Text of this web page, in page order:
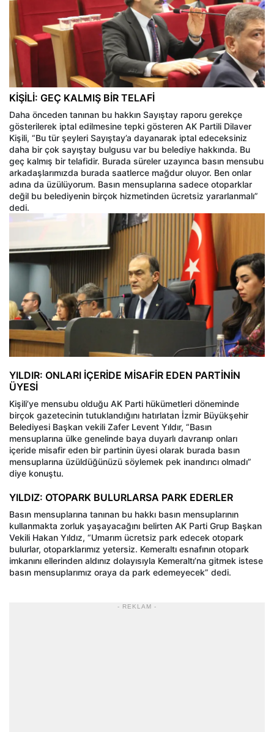
KİŞİLİ: GEÇ KALMIŞ BİR TELAFİ
Daha önceden tanınan bu hakkın Sayıştay raporu gerekçe
gösterilerek iptal edilmesine tepki gösteren AK Partili Dilaver
Kişili, “Bu tür şeyleri Sayıştay’a dayanarak iptal edeceksiniz
daha bir çok sayıştay bulgusu var bu belediye hakkında. Bu
geç kalmış bir telafidir. Burada süreler uzayınca basın mensubu
arkadaşlarımızda burada saatlerce mağdur oluyor. Ben onlar
adına da üzülüyorum. Basın mensuplarına sadece otoparklar
değil bu belediyenin birçok hizmetinden ücretsiz yararlanmalı”
dedi.
YILDIR: ONLARI İÇERİDE MİSAFİR EDEN PARTİNİN
ÜYESİ
Kişili’ye mensubu olduğu AK Parti hükümetleri döneminde
birçok gazetecinin tutuklandığını hatırlatan İzmir Büyükşehir
Belediyesi Başkan vekili Zafer Levent Yıldır, “Basın
mensuplarına ülke genelinde baya duyarlı davranıp onları
içeride misafir eden bir partinin üyesi olarak burada basın
mensuplarına üzüldüğünüzü söylemek pek inandırıcı olmadı”
diye konuştu.
YILDIZ: OTOPARK BULURLARSA PARK EDERLER
Basın mensuplarına tanınan bu hakkı basın mensuplarının
kullanmakta zorluk yaşayacağını belirten AK Parti Grup Başkan
Vekili Hakan Yıldız, “Umarım ücretsiz park edecek otopark
bulurlar, otoparklarımız yetersiz. Kemeraltı esnafının otopark
imkanını ellerinden aldınız dolayısıyla Kemeraltı’na gitmek istese
basın mensuplarımız oraya da park edemeyecek” dedi.
- REKLAM -